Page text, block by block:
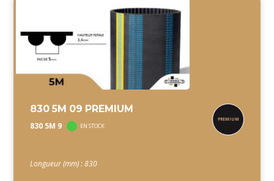
830 5M 09 PREMIUM
830 5M 9 EN STOCK
Longueur (mm) : 830